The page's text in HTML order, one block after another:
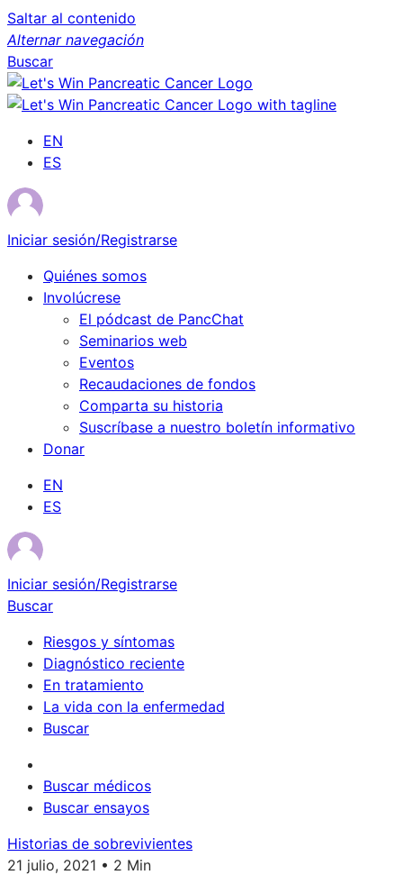
Saltar al contenido
Alternar navegación
Buscar
EN
ES
Iniciar sesión/Registrarse
Quiénes somos
Involúcrese
El pódcast de PancChat
Seminarios web
Eventos
Recaudaciones de fondos
Comparta su historia
Suscríbase a nuestro boletín informativo
Donar
EN
ES
Iniciar sesión/Registrarse
Buscar
Riesgos y síntomas
Diagnóstico reciente
En tratamiento
La vida con la enfermedad
Buscar
Buscar médicos
Buscar ensayos
Historias de sobrevivientes
21 julio, 2021 • 2 Min